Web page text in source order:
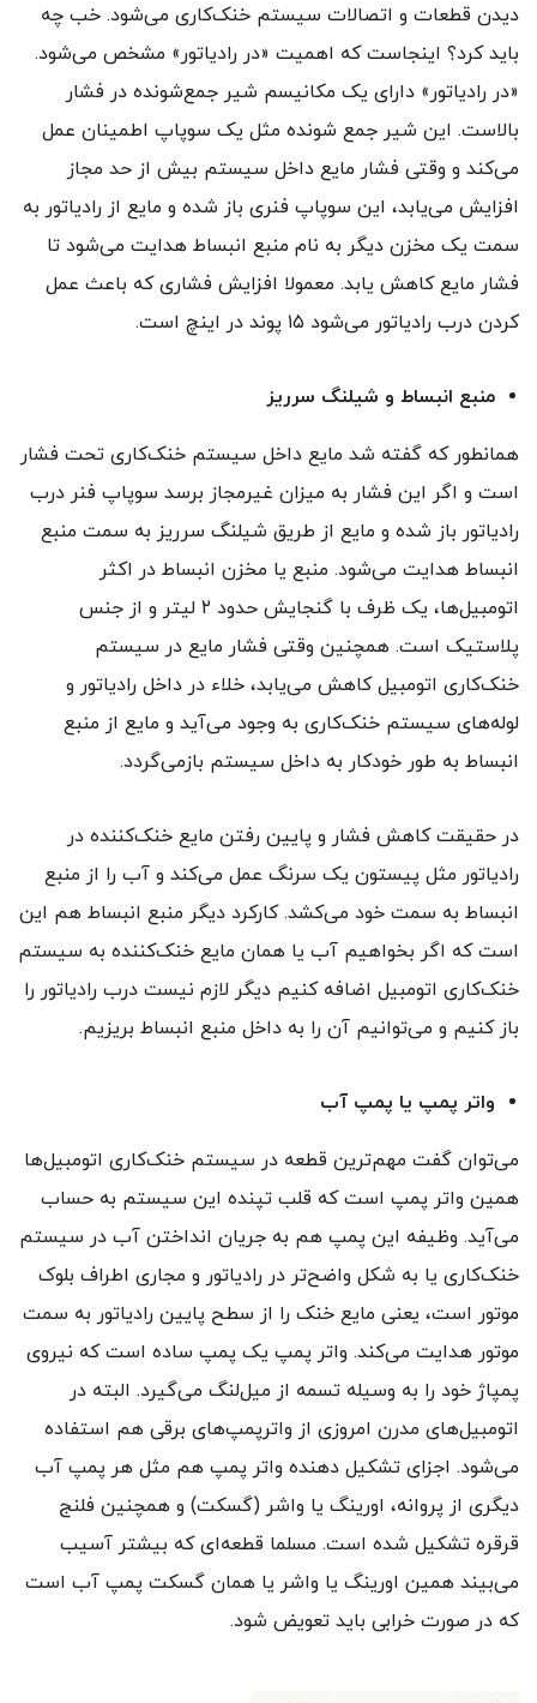
دیدن قطعات و اتصالات سیستم خنک‌کاری می‌شود. خب چه
باید کرد؟ اینجاست که اهمیت «در رادیاتور» مشخص می‌شود.
«در رادیاتور» دارای یک مکانیسم شیر جمع‌شونده در فشار
بالاست. این شیر جمع شونده مثل یک سوپاپ اطمینان عمل
می‌کند و وقتی فشار مایع داخل سیستم بیش از حد مجاز
افزایش می‌یابد، این سوپاپ فنری باز شده و مایع از رادیاتور به
سمت یک مخزن دیگر به نام منبع انبساط هدایت می‌شود تا
فشار مایع کاهش یابد. معمولا افزایش فشاری که باعث عمل
کردن درب رادیاتور می‌شود ۱۵ پوند در اینچ است.
منبع انبساط و شیلنگ سرریز
همانطور که گفته شد مایع داخل سیستم خنک‌کاری تحت فشار
است و اگر این فشار به میزان غیرمجاز برسد سوپاپ فنر درب
رادیاتور باز شده و مایع از طریق شیلنگ سرریز به سمت منبع
انبساط هدایت می‌شود. منبع یا مخزن انبساط در اکثر
اتومبیل‌ها، یک ظرف با گنجایش حدود ۲ لیتر و از جنس
پلاستیک است. همچنین وقتی فشار مایع در سیستم
خنک‌کاری اتومبیل کاهش می‌یابد، خلاء در داخل رادیاتور و
لوله‌های سیستم خنک‌کاری به وجود می‌آید و مایع از منبع
انبساط به طور خودکار به داخل سیستم بازمی‌گردد.
در حقیقت کاهش فشار و پایین رفتن مایع خنک‌کننده در
رادیاتور مثل پیستون یک سرنگ عمل می‌کند و آب را از منبع
انبساط به سمت خود می‌کشد. کارکرد دیگر منبع انبساط هم این
است که اگر بخواهیم آب یا همان مایع خنک‌کننده به سیستم
خنک‌کاری اتومبیل اضافه کنیم دیگر لازم نیست درب رادیاتور را
باز کنیم و می‌توانیم آن را به داخل منبع انبساط بریزیم.
واتر پمپ یا پمپ آب
می‌توان گفت مهم‌ترین قطعه در سیستم خنک‌کاری اتومبیل‌ها
همین واتر پمپ است که قلب تپنده این سیستم به حساب
می‌آید. وظیفه این پمپ هم به جریان انداختن آب در سیستم
خنک‌کاری یا به شکل واضح‌تر در رادیاتور و مجاری اطراف بلوک
موتور است، یعنی مایع خنک را از سطح پایین رادیاتور به سمت
موتور هدایت می‌کند. واتر پمپ یک پمپ ساده است که نیروی
پمپاژ خود را به وسیله تسمه از میل‌لنگ می‌گیرد. البته در
اتومبیل‌های مدرن امروزی از واترپمپ‌های برقی هم استفاده
می‌شود. اجزای تشکیل دهنده واتر پمپ هم مثل هر پمپ آب
دیگری از پروانه، اورینگ یا واشر (گسکت) و همچنین فلنج
قرقره تشکیل شده است. مسلما قطعه‌ای که بیشتر آسیب
می‌بیند همین اورینگ یا واشر یا همان گسکت پمپ آب است
که در صورت خرابی باید تعویض شود.